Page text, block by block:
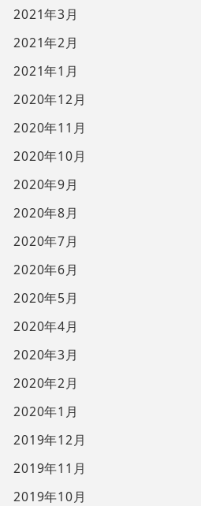
2021年3月
2021年2月
2021年1月
2020年12月
2020年11月
2020年10月
2020年9月
2020年8月
2020年7月
2020年6月
2020年5月
2020年4月
2020年3月
2020年2月
2020年1月
2019年12月
2019年11月
2019年10月